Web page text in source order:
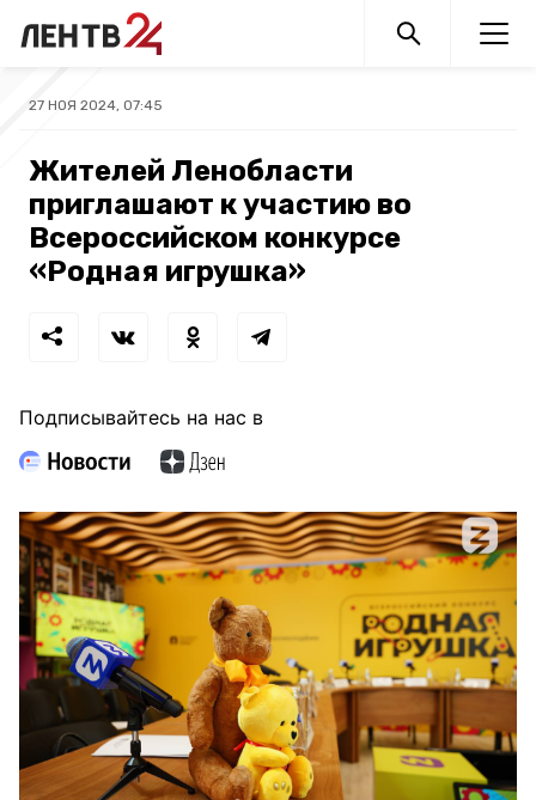
27 НОЯ 2024, 07:45
Жителей Ленобласти
приглашают к участию во
Всероссийском конкурсе
«Родная игрушка»
Подписывайтесь на нас в